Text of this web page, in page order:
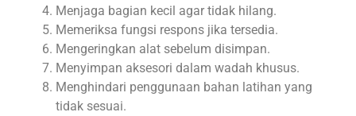
Menjaga bagian kecil agar tidak hilang.
Memeriksa fungsi respons jika tersedia.
Mengeringkan alat sebelum disimpan.
Menyimpan aksesori dalam wadah khusus.
Menghindari penggunaan bahan latihan yang
tidak sesuai.